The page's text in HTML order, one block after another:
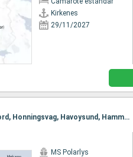
Kirkenes
29/11/2027
Itinerario : Kirkenes, Vardo, Batsfjord, Berlevag, Vardo, Mehamn, Kjollefjord, Honningsvag, Havoysund, Hammerfest, Oksfjord, Skjervoy, Tromso, Batsfjord, Finnsnes, Harstad, Risoyhamn, sortland, Stokmarknes, Svolvaer, Stamsund, Berlevag, Bodo, Ornes, Nesna (pasaje círculo polar), Sandnessjoen, Bronnoysund, Rorvik, Alesund, Torvik, Maloy, Floro, Mehamn, Bergen, Trondheim, Kristiansund, Molde, Kjollefjord, Alesund, Torvik, Maloy, Floro, Bergen, Honningsvag, Havoysund, Hammerfest, Oksfjord, Skjervoy, Tromso, Finnsnes, Harstad, Risoyhamn, sortland, Stokmarknes, Svolvaer, Stamsund, Bodo, Ornes, Nesna (pasaje círculo polar), Sandnessjoen, Bronnoysund, Rorvik, Trondheim, Kristiansund, Molde, Alesund, Torvik, Maloy, Floro, Bergen
MS Polarlys